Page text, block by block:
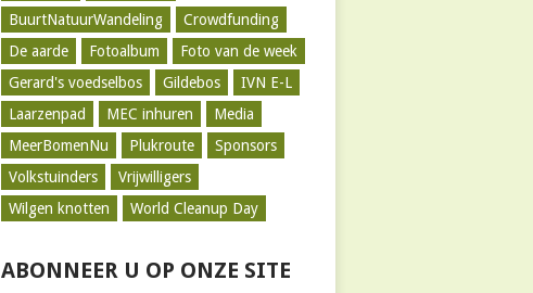
BuurtNatuurWandeling
Crowdfunding
De aarde
Fotoalbum
Foto van de week
Gerard's voedselbos
Gildebos
IVN E-L
Laarzenpad
MEC inhuren
Media
MeerBomenNu
Plukroute
Sponsors
Volkstuinders
Vrijwilligers
Wilgen knotten
World Cleanup Day
ABONNEER U OP ONZE SITE